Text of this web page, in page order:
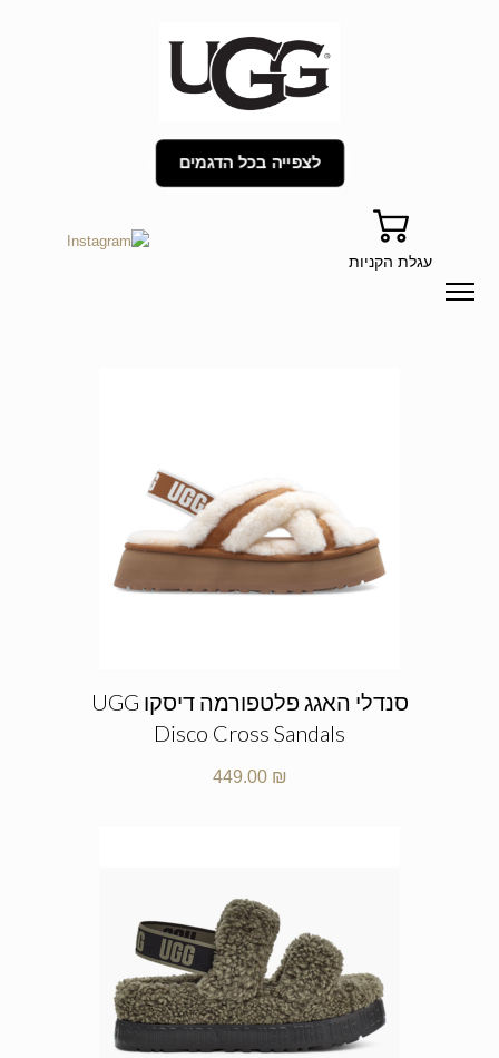
לצפייה בכל הדגמים
עגלת הקניות
סנדלי האגג פלטפורמה דיסקו UGG
Disco Cross Sandals
449.00 ₪